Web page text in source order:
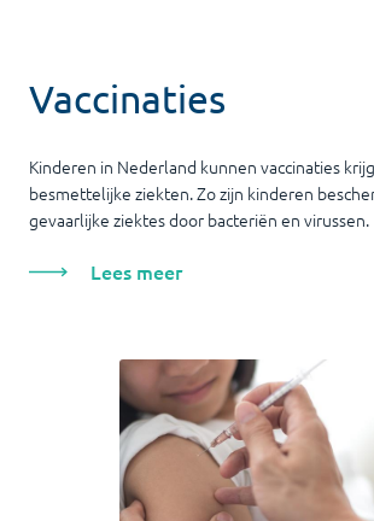
Vaccinaties
Kinderen in Nederland kunnen vaccinaties
besmettelijke ziekten. Zo zijn kinderen
gevaarlijke ziektes door bacteriën en virussen.
Lees meer